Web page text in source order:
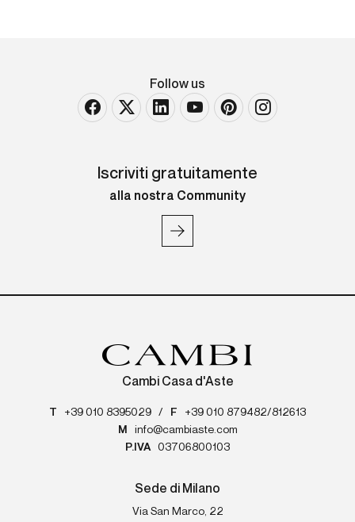
Follow us
Iscriviti gratuitamente
alla nostra Community
Cambi Casa d'Aste
T +39 010 8395029 / F
+39 010 879482/812613
M
info@cambiaste.com
P.IVA
03706800103
Sede di Milano
Via San Marco, 22